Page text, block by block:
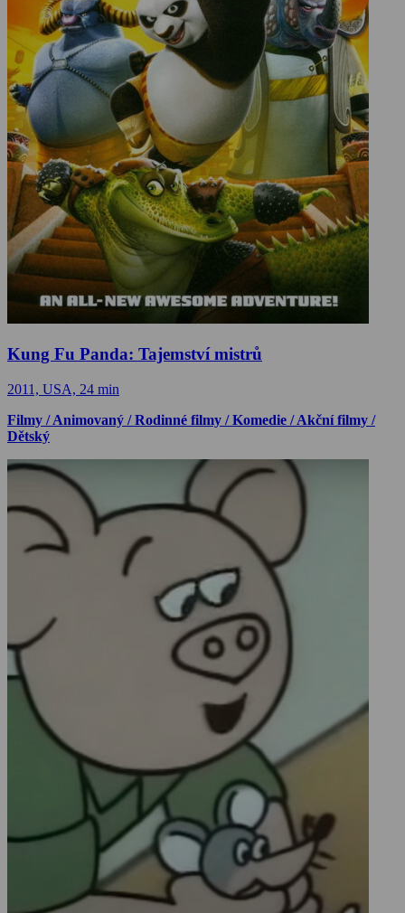
Kung Fu Panda: Tajemství mistrů
2011, USA, 24 min
Filmy / Animovaný / Rodinné filmy / Komedie / Akční filmy /
Dětský